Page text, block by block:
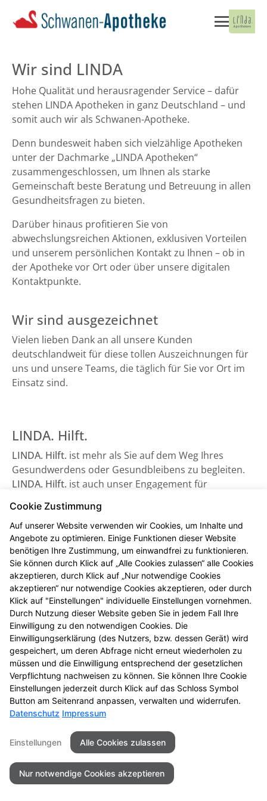
Wir sind LINDA
Hohe Qualität und herausragender Service – dafür
stehen LINDA Apotheken in ganz Deutschland – und
somit auch wir als Schwanen-Apotheke.
Denn bundesweit haben sich vielzählige Apotheken
unter der Dachmarke „LINDA Apotheken“
zusammengeschlossen, um Ihnen als starke
Gemeinschaft beste Beratung und Betreuung in allen
Gesundheitsfragen zu bieten.
Darüber hinaus profitieren Sie von
abwechslungsreichen Aktionen, exklusiven Vorteilen
und unserem persönlichen Kontakt zu Ihnen – ob in
der Apotheke vor Ort oder über unsere digitalen
Kontaktpunkte.
Wir sind ausgezeichnet
Vielen lieben Dank an all unsere Kunden
deutschlandweit für diese tollen Auszeichnungen für
uns und unsere Teams, die täglich für Sie vor Ort im
Einsatz sind.
LINDA. Hilft.
LINDA. Hilft. ist mehr als Sie auf dem Weg Ihres
Gesundwerdens oder Gesundbleibens zu begleiten.
LINDA. Hilft. ist auch unser Engagement für
angewiesen sind - sowie beispielsweise der
Bundesverband Kinderhospiz e. V. Schauen Sie gerne
einmal vorbei.
Zu LINDA. Hilft.
Seitenübersicht Kontakt
Impressum
Datenschutz
Barrierefreiheit
© 2026 Schwanen-Apotheke
Cookie Zustimmung
Auf unserer Website verwenden wir Cookies, um Inhalte und
Angebote zu optimieren. Einige Funktionen dieser Website
benötigen Ihre Zustimmung, um einwandfrei zu funktionieren.
Sie können durch Klick auf „Alle Cookies zulassen“ alle Cookies
akzeptieren, durch Klick auf „Nur notwendige Cookies
akzeptieren“ nur notwendige Cookies akzeptieren, oder durch
Klick auf "Einstellungen" individuelle Einstellungen vornehmen.
Durch Nutzung dieser Website geben Sie in jedem Fall Ihre
Einwilligung zu den notwendigen Cookies. Die
Einwilligungserklärung (des Nutzers, bzw. dessen Gerät) wird
gespeichert, um deren Abfrage nicht erneut wiederholen zu
müssen und die Einwilligung entsprechend der gesetzlichen
Verpflichtung nachweisen zu können. Sie können Ihre Cookie
Einstellungen jederzeit durch Klick auf das Schloss Symbol
Button am Seitenrand anpassen, verwalten und widerrufen.
Datenschutz Impressum
Einstellungen Alle Cookies zulassen
Nur notwendige Cookies akzeptieren